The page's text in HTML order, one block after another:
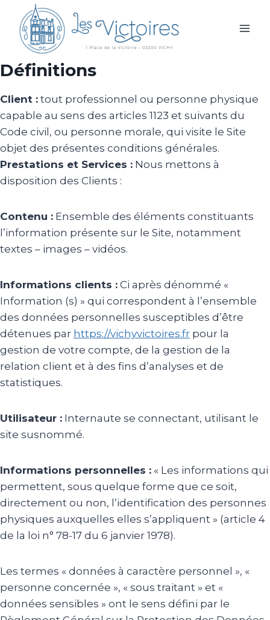
contenu
Définitions
Client : tout professionnel ou personne physique
capable au sens des articles 1123 et suivants du
Code civil, ou personne morale, qui visite le Site
objet des présentes conditions générales.
Prestations et Services : Nous mettons à
disposition des Clients :
Contenu : Ensemble des éléments constituants
l’information présente sur le Site, notamment
textes – images – vidéos.
Informations clients : Ci après dénommé «
Information (s) » qui correspondent à l’ensemble
des données personnelles susceptibles d’être
détenues par https://vichyvictoires.fr pour la
gestion de votre compte, de la gestion de la
relation client et à des fins d’analyses et de
statistiques.
Utilisateur : Internaute se connectant, utilisant le
site susnommé.
Informations personnelles : « Les informations qui
permettent, sous quelque forme que ce soit,
directement ou non, l’identification des personnes
physiques auxquelles elles s’appliquent » (article 4
de la loi n° 78-17 du 6 janvier 1978).
Les termes « données à caractère personnel », «
personne concernée », « sous traitant » et «
données sensibles » ont le sens défini par le